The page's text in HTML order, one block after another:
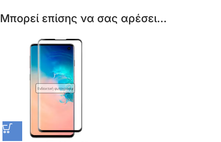
Μπορεί επίσης να σας αρέσει…
Ενδεικτική φωτογραφία